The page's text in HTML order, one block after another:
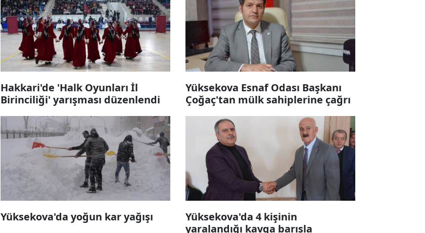
Hakkari'de 'Halk Oyunları İl
Birinciliği' yarışması düzenlendi
Yüksekova Esnaf Odası Başkanı
Çoğaç'tan mülk sahiplerine çağrı
Yüksekova'da yoğun kar yağışı
Yüksekova'da 4 kişinin
yaralandığı kavga barışla